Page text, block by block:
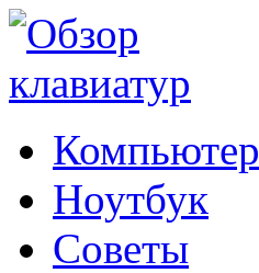
Компьютер
Ноутбук
Советы